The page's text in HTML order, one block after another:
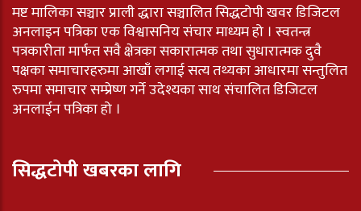
मष्ट मालिका सञ्चार प्राली द्धारा सञ्चालित सिद्धटोपी खवर डिजिटल
अनलाइन पत्रिका एक विश्वासनिय संचार माध्यम हो । स्वतन्त्र
पत्रकारीता मार्फत सवै क्षेत्रका सकारात्मक तथा सुधारात्मक दुवै
पक्षका समाचारहरुमा आखाँ लगाई सत्य तथ्यका आधारमा सन्तुलित
रुपमा समाचार सम्प्रेष्ण गर्ने उदेश्यका साथ संचालित डिजिटल
अनलाईन पत्रिका हो ।
सिद्धटोपी खबरका लागि